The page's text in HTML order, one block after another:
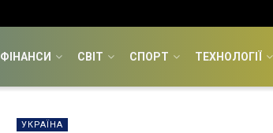
ФІНАНСИ СВІТ СПОРТ ТЕХНОЛОГІЇ
УКРАЇНА